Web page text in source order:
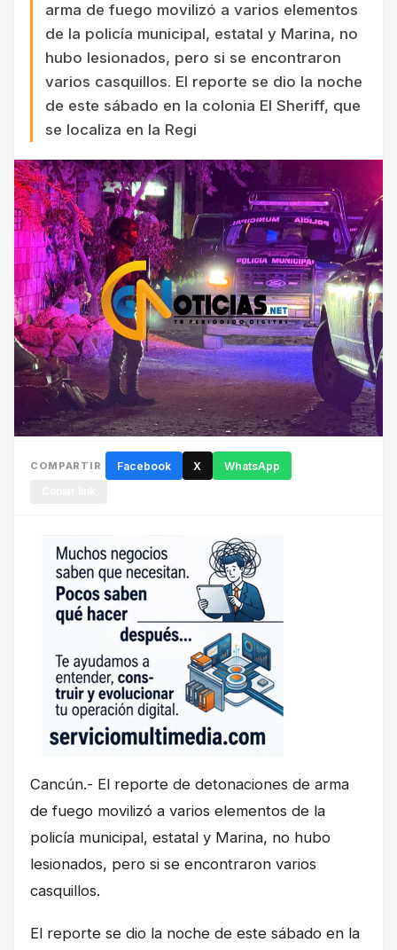
arma de fuego movilizó a varios elementos
de la policía municipal, estatal y Marina, no
hubo lesionados, pero si se encontraron
varios casquillos. El reporte se dio la noche
de este sábado en la colonia El Sheriff, que
se localiza en la Regi
COMPARTIR Facebook X WhatsApp
Cancún.- El reporte de detonaciones de arma
de fuego movilizó a varios elementos de la
policía municipal, estatal y Marina, no hubo
lesionados, pero si se encontraron varios
casquillos.
El reporte se dio la noche de este sábado en la